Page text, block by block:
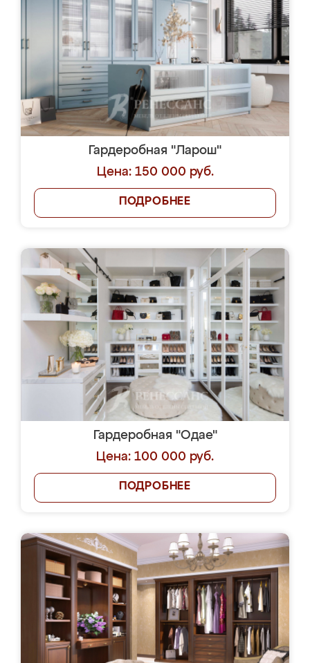
Гардеробная "Ларош"
Цена: 150 000 руб.
ПОДРОБНЕЕ
Гардеробная "Одае"
Цена: 100 000 руб.
ПОДРОБНЕЕ